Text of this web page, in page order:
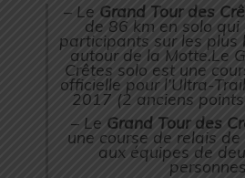
– Le Grand Tour des
de 86 km en solo qui
participants sur les plus
autour de la Motte.Le
Crêtes solo est une
officielle pour l’Ultra-
2017 (2 anciens
– Le Grand Tour des
une course de relais
aux équipes de